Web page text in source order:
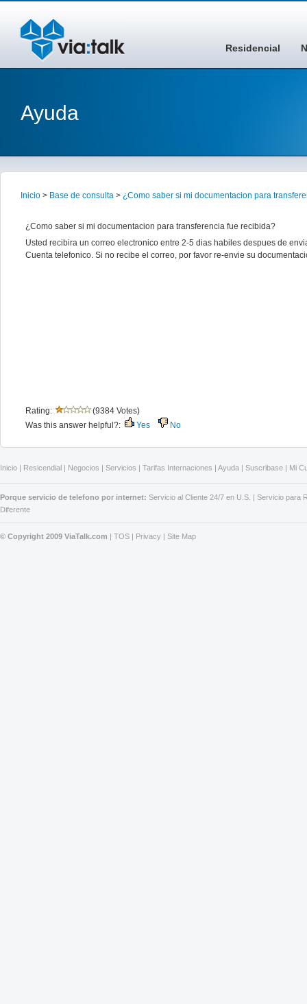
Residencial
Ayuda
Inicio > Base de consulta > ¿Como saber si mi documentacion para
¿Como saber si mi documentacion para transferencia fue recibida?
Usted recibira un correo electronico entre 2-5 dias habiles despues de
Cuenta telefonico. Si no recibe el correo, por favor re-envie su
Rating:
(9384 Votes)
Was this answer helpful?:
Yes No
Inicio | Resicendial | Negocios | Servicios | Tarifas Internaciones | Ayuda | Suscribase | Mi
Porque servicio de telefono por internet: Servicio al Cliente 24/7 en U.S. | Servicio para
Diferente
© Copyright 2009 ViaTalk.com | TOS | Privacy | Site Map